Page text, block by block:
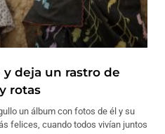
y deja un rastro de
rotas
un álbum con fotos de él y su
felices, cuando todos vivían juntos